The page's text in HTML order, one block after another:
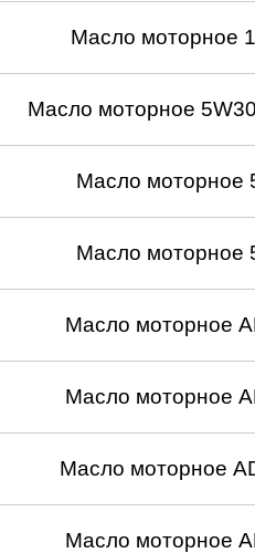
Масло моторное
Масло моторное
Масло моторное
Масло моторное
Масло моторное
Масло моторное
Масло моторное
Масло моторное